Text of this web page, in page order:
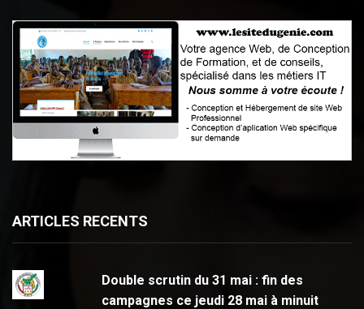
ARTICLES RECENTS
Double scrutin du 31 mai : fin des
campagnes ce jeudi 28 mai à minuit